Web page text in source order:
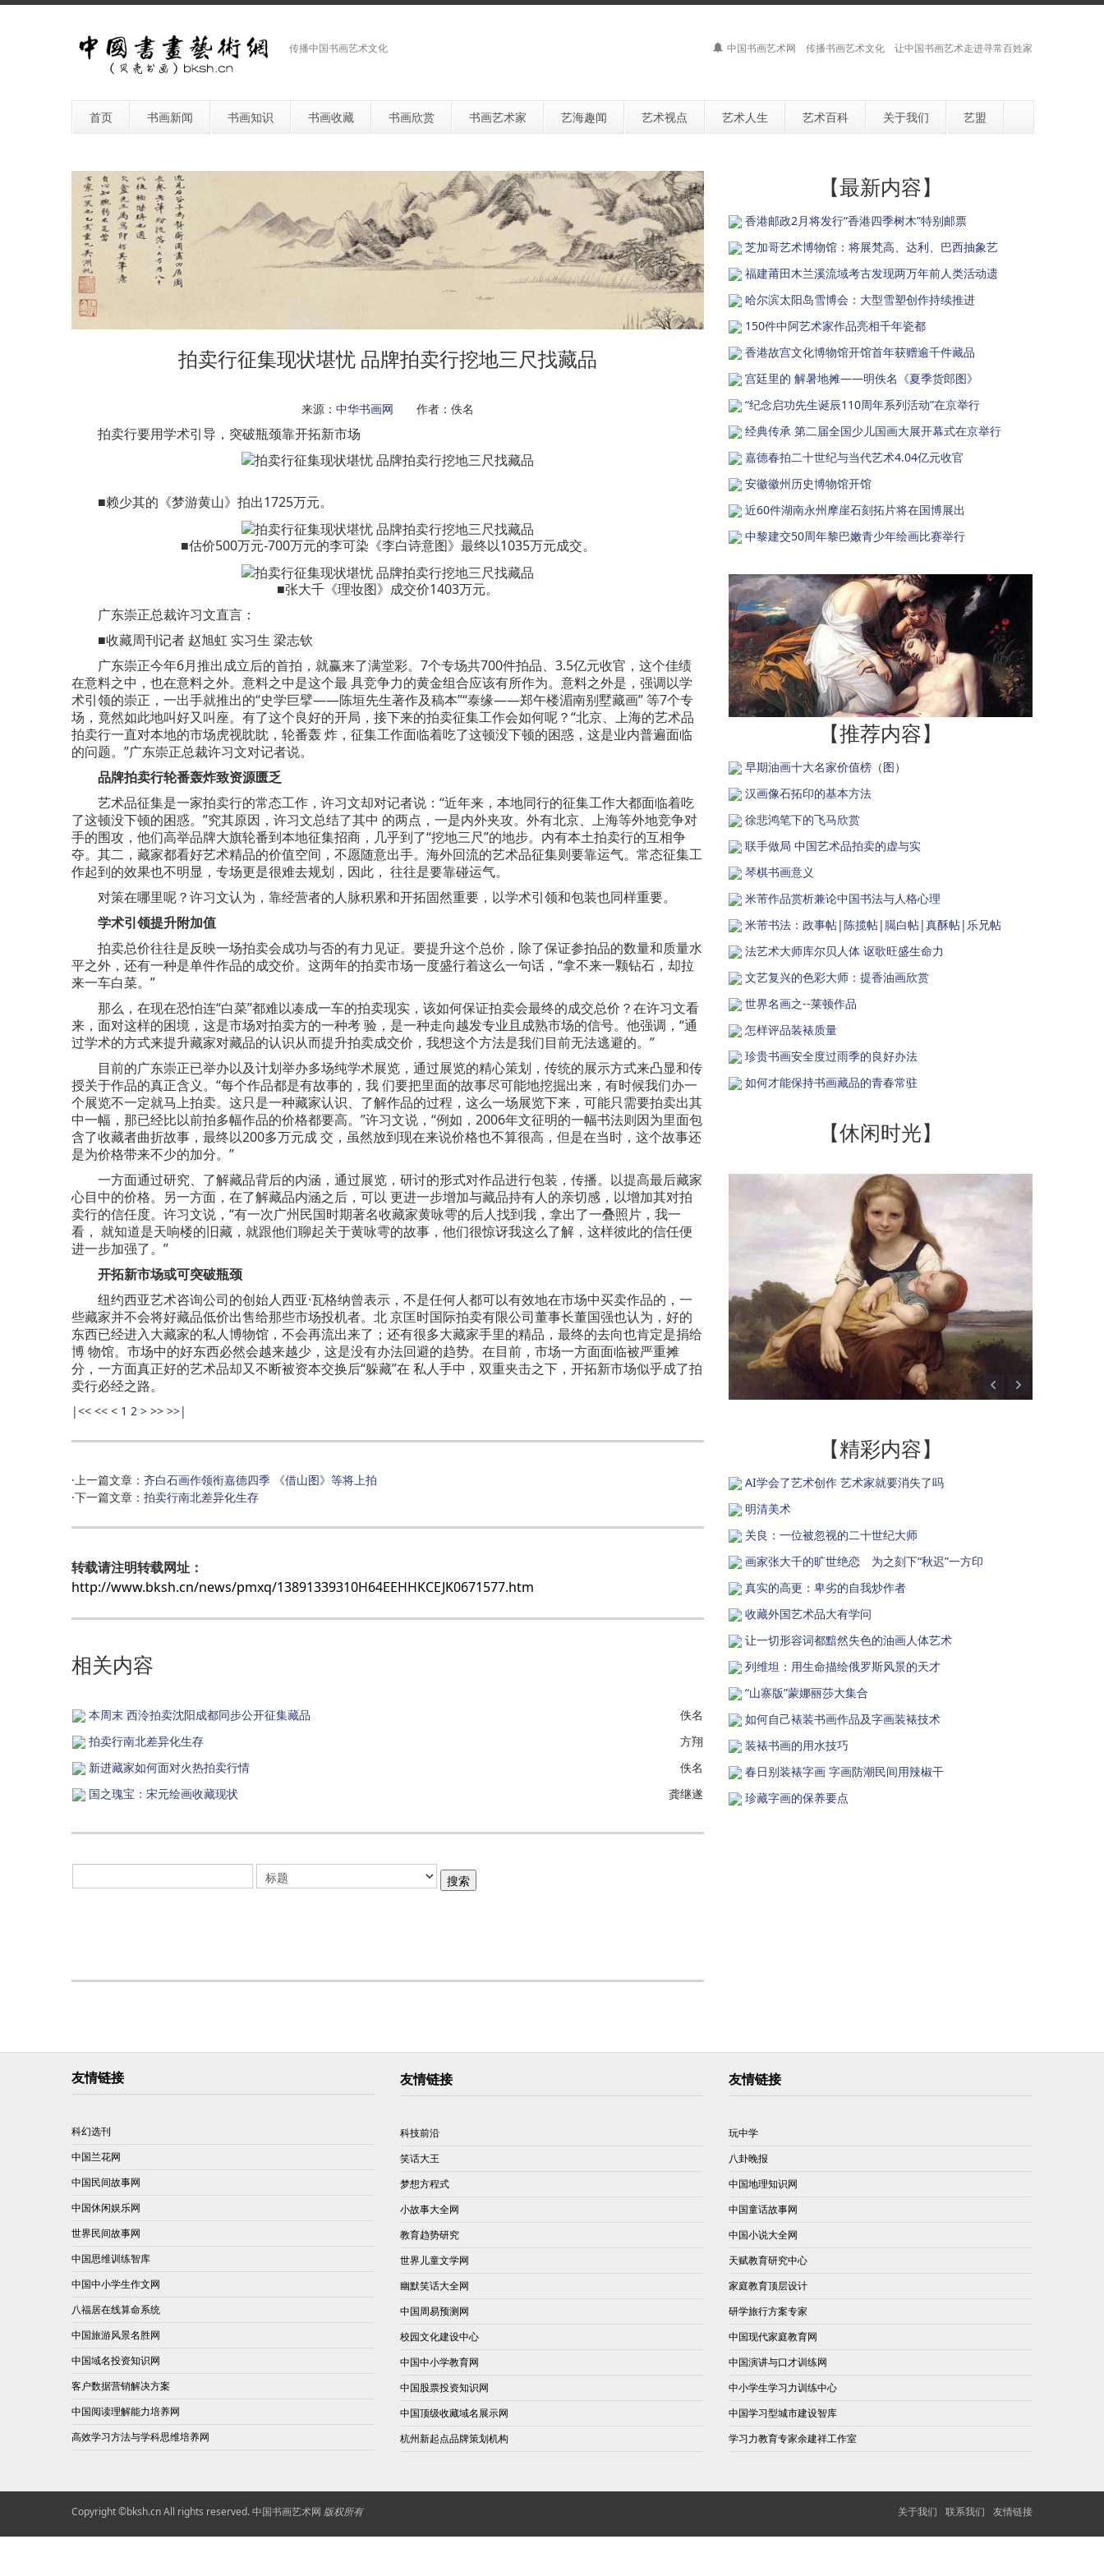
传播中国书画艺术文化 中国书画艺术网 传播书画艺术文化 让中国书画艺术走进寻常百姓家
首页 书画新闻 书画知识 书画收藏 书画欣赏 书画艺术家 艺海趣闻 艺术视点 艺术人生 艺术百科 关于我们 艺盟
拍卖行征集现状堪忧 品牌拍卖行挖地三尺找藏品
来源： 中华书画网 作者：佚名
拍卖行要用学术引导，突破瓶颈靠开拓新市场
■赖少其的《梦游黄山》拍出1725万元。
■估价500万元-700万元的李可染《李白诗意图》最终以1035万元成交。
■张大千《理妆图》成交价1403万元。
广东崇正总裁许习文直言：
■收藏周刊记者 赵旭虹 实习生 梁志钦
广东崇正今年6月推出成立后的首拍，就赢来了满堂彩。7个专场共700件拍品、3.5亿元收官，这个佳绩
在意料之中，也在意料之外。意料之中是这个最 具竞争力的黄金组合应该有所作为。意料之外是，强调以学
术引领的崇正，一出手就推出的“史学巨擘——陈垣先生著作及稿本”“泰缘——郑午楼湄南别墅藏画” 等7个专
场，竟然如此地叫好又叫座。有了这个良好的开局，接下来的拍卖征集工作会如何呢？“北京、上海的艺术品
拍卖行一直对本地的市场虎视眈眈，轮番轰 炸，征集工作面临着吃了这顿没下顿的困惑，这是业内普遍面临
的问题。”广东崇正总裁许习文对记者说。
品牌拍卖行轮番轰炸致资源匮乏
艺术品征集是一家拍卖行的常态工作，许习文却对记者说：“近年来，本地同行的征集工作大都面临着吃
了这顿没下顿的困惑。”究其原因，许习文总结了其中 的两点，一是内外夹攻。外有北京、上海等外地竞争对
手的围攻，他们高举品牌大旗轮番到本地征集招商，几乎到了“挖地三尺”的地步。内有本土拍卖行的互相争
夺。其二，藏家都看好艺术精品的价值空间，不愿随意出手。海外回流的艺术品征集则要靠运气。常态征集工
作起到的效果也不明显，专场更是很难去规划，因此， 往往是要靠碰运气。
对策在哪里呢？许习文认为，靠经营者的人脉积累和开拓固然重要，以学术引领和包装也同样重要。
学术引领提升附加值
拍卖总价往往是反映一场拍卖会成功与否的有力见证。要提升这个总价，除了保证参拍品的数量和质量水
平之外，还有一种是单件作品的成交价。这两年的拍卖市场一度盛行着这么一句话，“拿不来一颗钻石，却拉
来一车白菜。”
那么，在现在恐怕连“白菜”都难以凑成一车的拍卖现实，该如何保证拍卖会最终的成交总价？在许习文看
来，面对这样的困境，这是市场对拍卖方的一种考 验，是一种走向越发专业且成熟市场的信号。他强调，“通
过学术的方式来提升藏家对藏品的认识从而提升拍卖成交价，我想这个方法是我们目前无法逃避的。”
目前的广东崇正已举办以及计划举办多场纯学术展览，通过展览的精心策划，传统的展示方式来凸显和传
授关于作品的真正含义。“每个作品都是有故事的，我 们要把里面的故事尽可能地挖掘出来，有时候我们办一
个展览不一定就马上拍卖。这只是一种藏家认识、了解作品的过程，这么一场展览下来，可能只需要拍卖出其
中一幅，那已经比以前拍多幅作品的价格都要高。”许习文说，“例如，2006年文征明的一幅书法则因为里面包
含了收藏者曲折故事，最终以200多万元成 交，虽然放到现在来说价格也不算很高，但是在当时，这个故事还
是为价格带来不少的加分。”
一方面通过研究、了解藏品背后的内涵，通过展览，研讨的形式对作品进行包装，传播。以提高最后藏家
心目中的价格。另一方面，在了解藏品内涵之后，可以 更进一步增加与藏品持有人的亲切感，以增加其对拍
卖行的信任度。许习文说，“有一次广州民国时期著名收藏家黄咏雩的后人找到我，拿出了一叠照片，我一
看， 就知道是天响楼的旧藏，就跟他们聊起关于黄咏雩的故事，他们很惊讶我这么了解，这样彼此的信任便
进一步加强了。”
开拓新市场或可突破瓶颈
纽约西亚艺术咨询公司的创始人西亚·瓦格纳曾表示，不是任何人都可以有效地在市场中买卖作品的，一
些藏家并不会将好藏品低价出售给那些市场投机者。北 京匡时国际拍卖有限公司董事长董国强也认为，好的
东西已经进入大藏家的私人博物馆，不会再流出来了；还有很多大藏家手里的精品，最终的去向也肯定是捐给
博 物馆。市场中的好东西必然会越来越少，这是没有办法回避的趋势。在目前，市场一方面面临被严重摊
分，一方面真正好的艺术品却又不断被资本交换后“躲藏”在 私人手中，双重夹击之下，开拓新市场似乎成了拍
卖行必经之路。
|<< << < 1 2 > >> >>|
·上一篇文章： 齐白石画作领衔嘉德四季 《借山图》等将上拍
·下一篇文章： 拍卖行南北差异化生存
转载请注明转载网址：
http://www.bksh.cn/news/pmxq/13891339310H64EEHHKCEJK0671577.htm
相关内容
本周末 西泠拍卖沈阳成都同步公开征集藏品
佚名
拍卖行南北差异化生存
方翔
新进藏家如何面对火热拍卖行情
佚名
国之瑰宝：宋元绘画收藏现状
龚继遂
【最新内容】
香港邮政2月将发行“香港四季树木”特别邮票
芝加哥艺术博物馆：将展梵高、达利、巴西抽象艺
福建莆田木兰溪流域考古发现两万年前人类活动遗
哈尔滨太阳岛雪博会：大型雪塑创作持续推进
150件中阿艺术家作品亮相千年瓷都
香港故宫文化博物馆开馆首年获赠逾千件藏品
宫廷里的 解暑地摊——明佚名《夏季货郎图》
“纪念启功先生诞辰110周年系列活动”在京举行
经典传承 第二届全国少儿国画大展开幕式在京举行
嘉德春拍二十世纪与当代艺术4.04亿元收官
安徽徽州历史博物馆开馆
近60件湖南永州摩崖石刻拓片将在国博展出
中黎建交50周年黎巴嫩青少年绘画比赛举行
【推荐内容】
早期油画十大名家价值榜（图）
汉画像石拓印的基本方法
徐悲鸿笔下的飞马欣赏
联手做局 中国艺术品拍卖的虚与实
琴棋书画意义
米芾作品赏析兼论中国书法与人格心理
米芾书法：政事帖|陈揽帖|臈白帖|真酥帖|乐兄帖
法艺术大师库尔贝人体 讴歌旺盛生命力
文艺复兴的色彩大师：提香油画欣赏
世界名画之--莱顿作品
怎样评品装裱质量
珍贵书画安全度过雨季的良好办法
如何才能保持书画藏品的青春常驻
【休闲时光】
【精彩内容】
AI学会了艺术创作 艺术家就要消失了吗
明清美术
关良：一位被忽视的二十世纪大师
画家张大千的旷世绝恋 为之刻下“秋迟”一方印
真实的高更：卑劣的自我炒作者
收藏外国艺术品大有学问
让一切形容词都黯然失色的油画人体艺术
列维坦：用生命描绘俄罗斯风景的天才
“山寨版”蒙娜丽莎大集合
如何自己裱装书画作品及字画装裱技术
装裱书画的用水技巧
春日别装裱字画 字画防潮民间用辣椒干
珍藏字画的保养要点
友情链接
科幻选刊
中国兰花网
中国民间故事网
中国休闲娱乐网
世界民间故事网
中国思维训练智库
中国中小学生作文网
八福居在线算命系统
中国旅游风景名胜网
中国域名投资知识网
客户数据营销解决方案
中国阅读理解能力培养网
高效学习方法与学科思维培养网
友情链接
科技前沿
笑话大王
梦想方程式
小故事大全网
教育趋势研究
世界儿童文学网
幽默笑话大全网
中国周易预测网
校园文化建设中心
中国中小学教育网
中国股票投资知识网
中国顶级收藏域名展示网
杭州新起点品牌策划机构
友情链接
玩中学
八卦晚报
中国地理知识网
中国童话故事网
中国小说大全网
天赋教育研究中心
家庭教育顶层设计
研学旅行方案专家
中国现代家庭教育网
中国演讲与口才训练网
中小学生学习力训练中心
中国学习型城市建设智库
学习力教育专家余建祥工作室
Copyright ©bksh.cnAll rights reserved.中国书画艺术网 版权所有 关于我们 联系我们 友情链接